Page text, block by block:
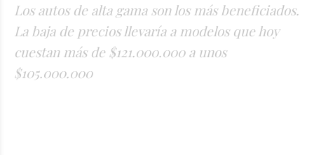
Los autos de alta gama son los más beneficiados.
La baja de precios llevaría a modelos que hoy
cuestan más de $121.000.000 a unos
$105.000.000